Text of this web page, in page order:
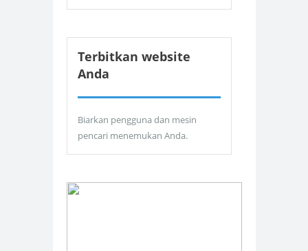
Terbitkan website
Anda
Biarkan pengguna dan mesin
pencari menemukan Anda.